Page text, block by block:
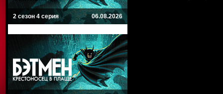
2 сезон 4 серия 06.08.2026